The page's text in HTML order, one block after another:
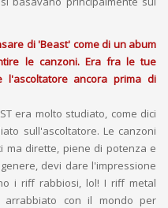
di 'Beast' come di un abum
le canzoni. Era fra le tue
l'ascoltatore ancora prima di
era molto studiato, come dici
sull'ascoltatore. Le canzoni
ma dirette, piene di potenza e
devi dare l'impressione
i riff rabbiosi, lol! I riff metal
con il mondo per